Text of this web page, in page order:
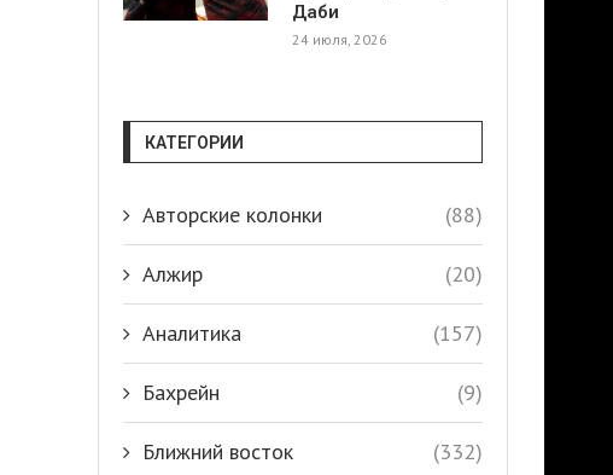
Даби
24 июля, 2026
КАТЕГОРИИ
Авторские колонки (88)
Алжир (20)
Аналитика (157)
Бахрейн (9)
Ближний восток (332)